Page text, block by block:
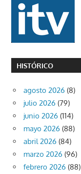
HISTÓRICO
agosto 2026 (8)
julio 2026 (79)
junio 2026 (114)
mayo 2026 (88)
abril 2026 (84)
marzo 2026 (96)
febrero 2026 (88)